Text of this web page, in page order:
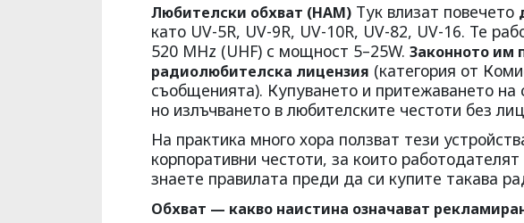
Любителски обхват (HAM) Тук влизат повечето
като UV-5R, UV-9R, UV-10R, UV-82, UV-16. Те
520 MHz (UHF) с мощност 5–25W. Законното им
радиолюбителска лицензия (категория от
съобщенията). Купуването и притежаването на
но излъчването в любителските честоти без
На практика много хора ползват тези
корпоративни честоти, за които
знаете правилата преди да си купите такава
Обхват — какво наистина означават